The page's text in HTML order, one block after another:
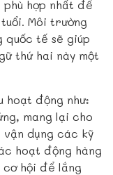
hợp nhất để
Môi trường
quốc tế sẽ giúp
thứ hai này một
hoạt động như:
mang lại cho
dụng các kỹ
hoạt động hàng
hội để lắng